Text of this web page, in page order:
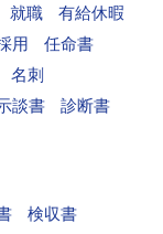
就職
有給休暇
用
任命書
名刺
談書
診断書
検収書